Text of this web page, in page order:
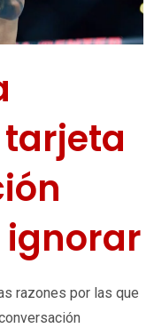
ignorar
razones por las que